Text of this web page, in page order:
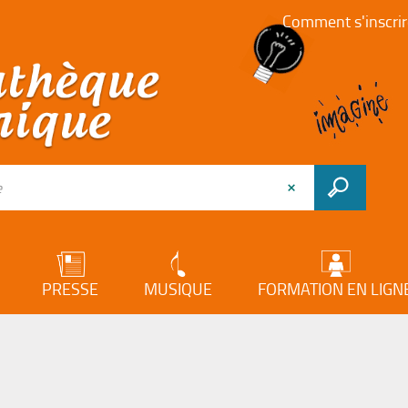
Comment
PRESSE MUSIQUE FORMATION EN